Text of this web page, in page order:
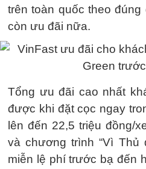
trên toàn quốc theo
còn ưu đãi nữa.
Tổng ưu đãi cao nhất
được khi đặt cọc ngay
lên đến 22,5 triệu đồng/
và chương trình “Vì Thủ
miễn lệ phí trước bạ đến